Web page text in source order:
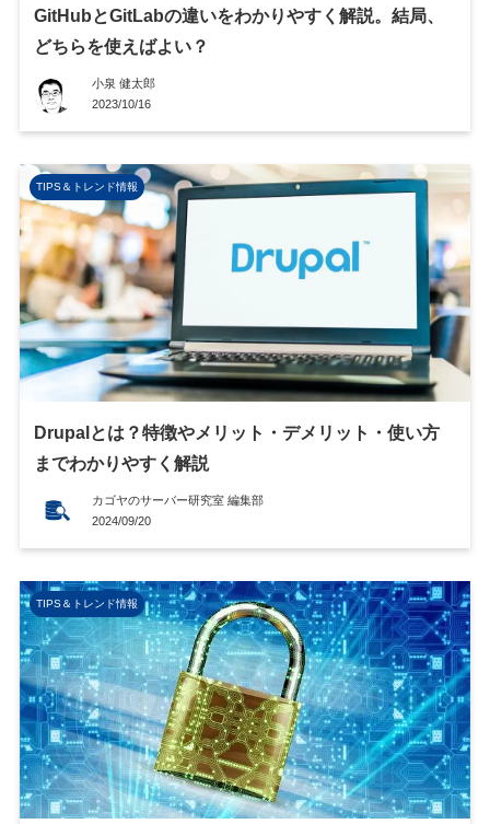
GitHubとGitLabの違いをわかりやすく解説。結局、
どちらを使えばよい？
小泉 健太郎
2023/10/16
TIPS＆トレンド情報
Drupalとは？特徴やメリット・デメリット・使い方
までわかりやすく解説
カゴヤのサーバー研究室 編集部
2024/09/20
TIPS＆トレンド情報